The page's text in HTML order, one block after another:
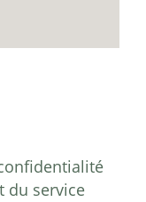
du service